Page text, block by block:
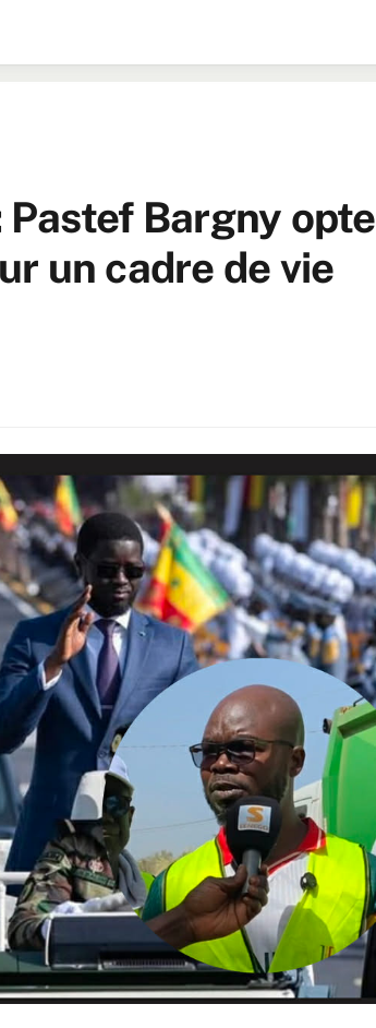
Pastef Bargny opte
un cadre de vie